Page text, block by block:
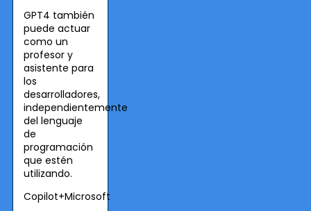
GPT4 también
puede actuar
como un
profesor y
asistente para
los
desarrolladores,
independientemente
del lenguaje
de
programación
que estén
utilizando.
Copilot+Microsoft